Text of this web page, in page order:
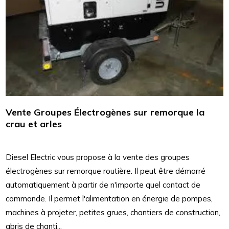
Vente Groupes Électrogènes sur remorque la
crau et arles
Diesel Electric vous propose à la vente des groupes
électrogènes sur remorque routière. Il peut être démarré
automatiquement à partir de n'importe quel contact de
commande. Il permet l'alimentation en énergie de pompes,
machines à projeter, petites grues, chantiers de construction,
abris de chanti...